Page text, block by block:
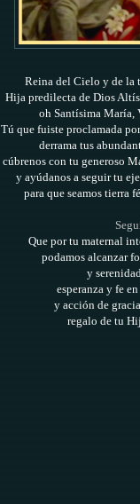
Reina del Cielo y de la
Hija predilecta de Dios
oh Santísima María,
Tú que fuiste proclamada
derrama tus
cúbrenos con tu generoso
y ayúdanos a seguir tu
para que seamos tierra
Que por tu maternal
podamos alcanzar
y
esperanza y fe
y acción de
regalo de tu